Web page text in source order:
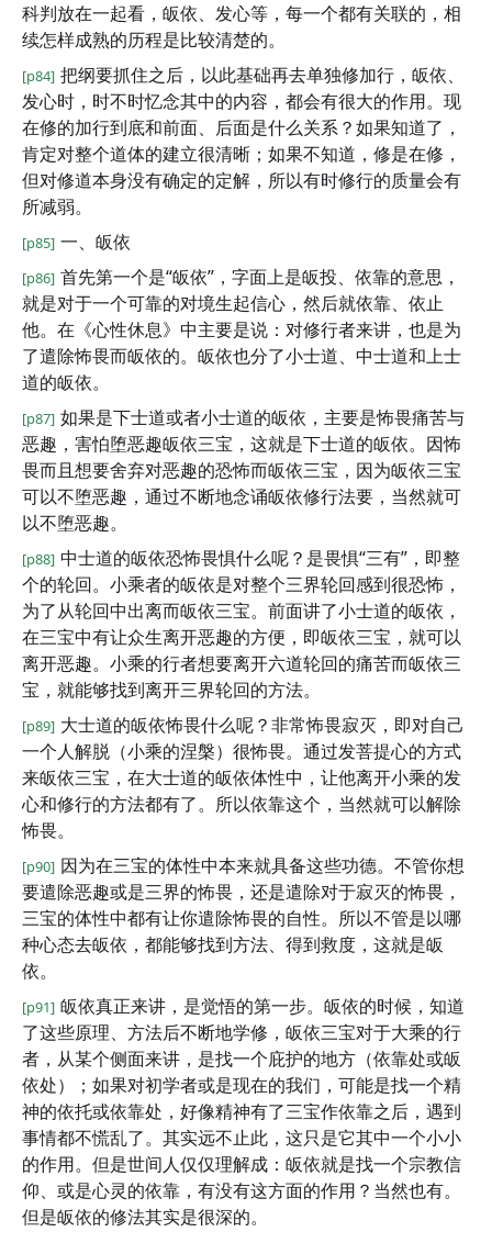
科判放在一起看，皈依、发心等，每一个都有关联的，相
续怎样成熟的历程是比较清楚的。
[p84] 把纲要抓住之后，以此基础再去单独修加行，皈依、
发心时，时不时忆念其中的内容，都会有很大的作用。现
在修的加行到底和前面、后面是什么关系？如果知道了，
肯定对整个道体的建立很清晰；如果不知道，修是在修，
但对修道本身没有确定的定解，所以有时修行的质量会有
所减弱。
[p85] 一、皈依
[p86] 首先第一个是“皈依”，字面上是皈投、依靠的意思，
就是对于一个可靠的对境生起信心，然后就依靠、依止
他。在《心性休息》中主要是说：对修行者来讲，也是为
了遣除怖畏而皈依的。皈依也分了小士道、中士道和上士
道的皈依。
[p87] 如果是下士道或者小士道的皈依，主要是怖畏痛苦与
恶趣，害怕堕恶趣皈依三宝，这就是下士道的皈依。因怖
畏而且想要舍弃对恶趣的恐怖而皈依三宝，因为皈依三宝
可以不堕恶趣，通过不断地念诵皈依修行法要，当然就可
以不堕恶趣。
[p88] 中士道的皈依恐怖畏惧什么呢？是畏惧“三有”，即整
个的轮回。小乘者的皈依是对整个三界轮回感到很恐怖，
为了从轮回中出离而皈依三宝。前面讲了小士道的皈依，
在三宝中有让众生离开恶趣的方便，即皈依三宝，就可以
离开恶趣。小乘的行者想要离开六道轮回的痛苦而皈依三
宝，就能够找到离开三界轮回的方法。
[p89] 大士道的皈依怖畏什么呢？非常怖畏寂灭，即对自己
一个人解脱（小乘的涅槃）很怖畏。通过发菩提心的方式
来皈依三宝，在大士道的皈依体性中，让他离开小乘的发
心和修行的方法都有了。所以依靠这个，当然就可以解除
怖畏。
[p90] 因为在三宝的体性中本来就具备这些功德。不管你想
要遣除恶趣或是三界的怖畏，还是遣除对于寂灭的怖畏，
三宝的体性中都有让你遣除怖畏的自性。所以不管是以哪
种心态去皈依，都能够找到方法、得到救度，这就是皈
依。
[p91] 皈依真正来讲，是觉悟的第一步。皈依的时候，知道
了这些原理、方法后不断地学修，皈依三宝对于大乘的行
者，从某个侧面来讲，是找一个庇护的地方（依靠处或皈
依处）；如果对初学者或是现在的我们，可能是找一个精
神的依托或依靠处，好像精神有了三宝作依靠之后，遇到
事情都不慌乱了。其实远不止此，这只是它其中一个小小
的作用。但是世间人仅仅理解成：皈依就是找一个宗教信
仰、或是心灵的依靠，有没有这方面的作用？当然也有。
但是皈依的修法其实是很深的。